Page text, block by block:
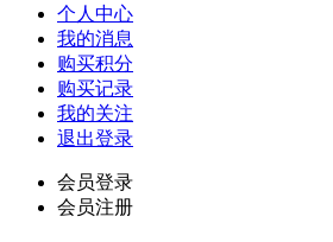
个人中心
我的消息
购买积分
购买记录
我的关注
退出登录
会员登录
会员注册